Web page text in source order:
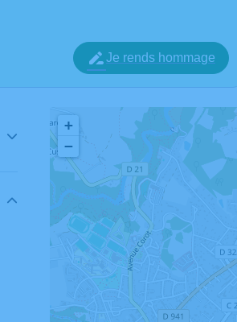
Je rends hommage
+
−